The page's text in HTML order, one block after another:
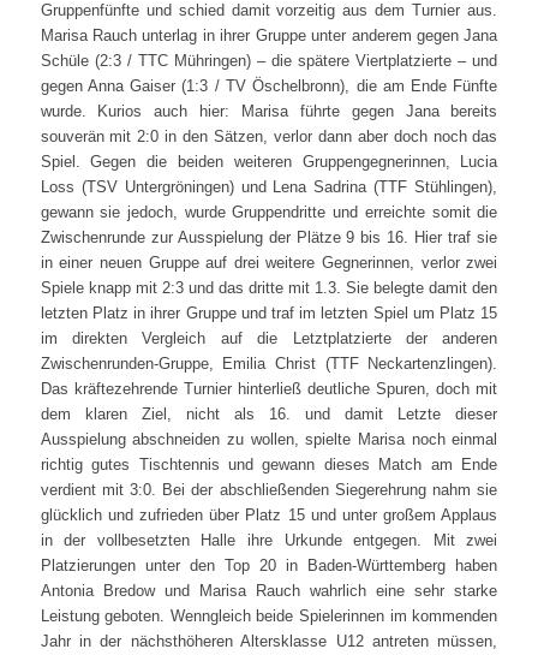
Gruppenfünfte und schied damit vorzeitig aus dem Turnier aus.
Marisa Rauch unterlag in ihrer Gruppe unter anderem gegen Jana
Schüle (2:3 / TTC Mühringen) – die spätere Viertplatzierte – und
gegen Anna Gaiser (1:3 / TV Öschelbronn), die am Ende Fünfte
wurde. Kurios auch hier: Marisa führte gegen Jana bereits
souverän mit 2:0 in den Sätzen, verlor dann aber doch noch das
Spiel. Gegen die beiden weiteren Gruppengegnerinnen, Lucia
Loss (TSV Untergröningen) und Lena Sadrina (TTF Stühlingen),
gewann sie jedoch, wurde Gruppendritte und erreichte somit die
Zwischenrunde zur Ausspielung der Plätze 9 bis 16. Hier traf sie
in einer neuen Gruppe auf drei weitere Gegnerinnen, verlor zwei
Spiele knapp mit 2:3 und das dritte mit 1.3. Sie belegte damit den
letzten Platz in ihrer Gruppe und traf im letzten Spiel um Platz 15
im direkten Vergleich auf die Letztplatzierte der anderen
Zwischenrunden-Gruppe, Emilia Christ (TTF Neckartenzlingen).
Das kräftezehrende Turnier hinterließ deutliche Spuren, doch mit
dem klaren Ziel, nicht als 16. und damit Letzte dieser
Ausspielung abschneiden zu wollen, spielte Marisa noch einmal
richtig gutes Tischtennis und gewann dieses Match am Ende
verdient mit 3:0. Bei der abschließenden Siegerehrung nahm sie
glücklich und zufrieden über Platz 15 und unter großem Applaus
in der vollbesetzten Halle ihre Urkunde entgegen. Mit zwei
Platzierungen unter den Top 20 in Baden-Württemberg haben
Antonia Bredow und Marisa Rauch wahrlich eine sehr starke
Leistung geboten. Wenngleich beide Spielerinnen im kommenden
Jahr in der nächsthöheren Altersklasse U12 antreten müssen,